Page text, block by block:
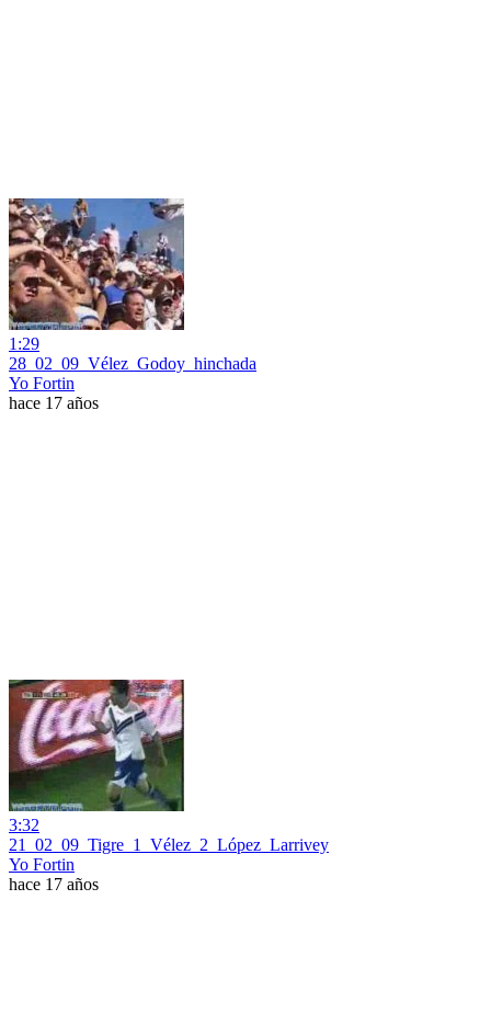
1:29
28_02_09_Vélez_Godoy_hinchada
Yo Fortin
hace 17 años
3:32
21_02_09_Tigre_1_Vélez_2_López_Larrivey
Yo Fortin
hace 17 años